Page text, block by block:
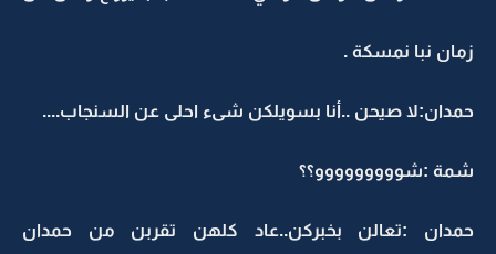
زمان نبا نمسكة .
حمدان:لا صيحن ..أنا بسويلكن شىء احلى عن السنجاب....
شمة :شووووووووو؟؟
حمدان :تعالن بخبركن..عاد كلهن تقربن من حمدان